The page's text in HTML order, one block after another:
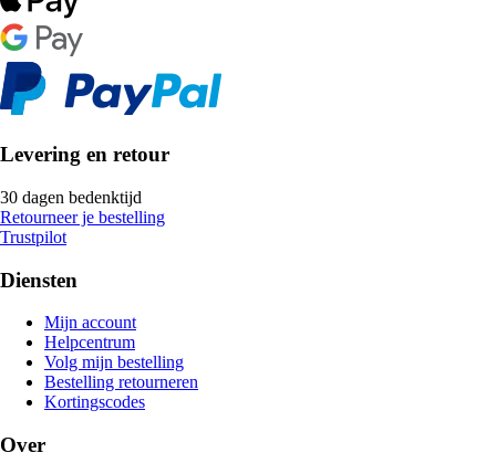
Levering en retour
30 dagen bedenktijd
Retourneer je bestelling
Trustpilot
Diensten
Mijn account
Helpcentrum
Volg mijn bestelling
Bestelling retourneren
Kortingscodes
Over